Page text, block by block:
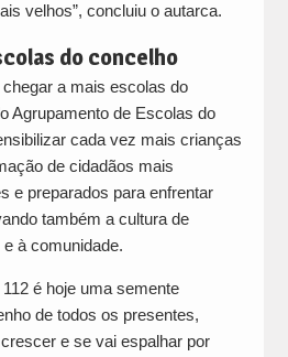
velhos”, concluiu o autarca.
do concelho
a mais escolas do
Agrupamento de Escolas do
cada vez mais crianças
de cidadãos mais
e preparados para enfrentar
também a cultura de
à comunidade.
é hoje uma semente
de todos os presentes,
e se vai espalhar por